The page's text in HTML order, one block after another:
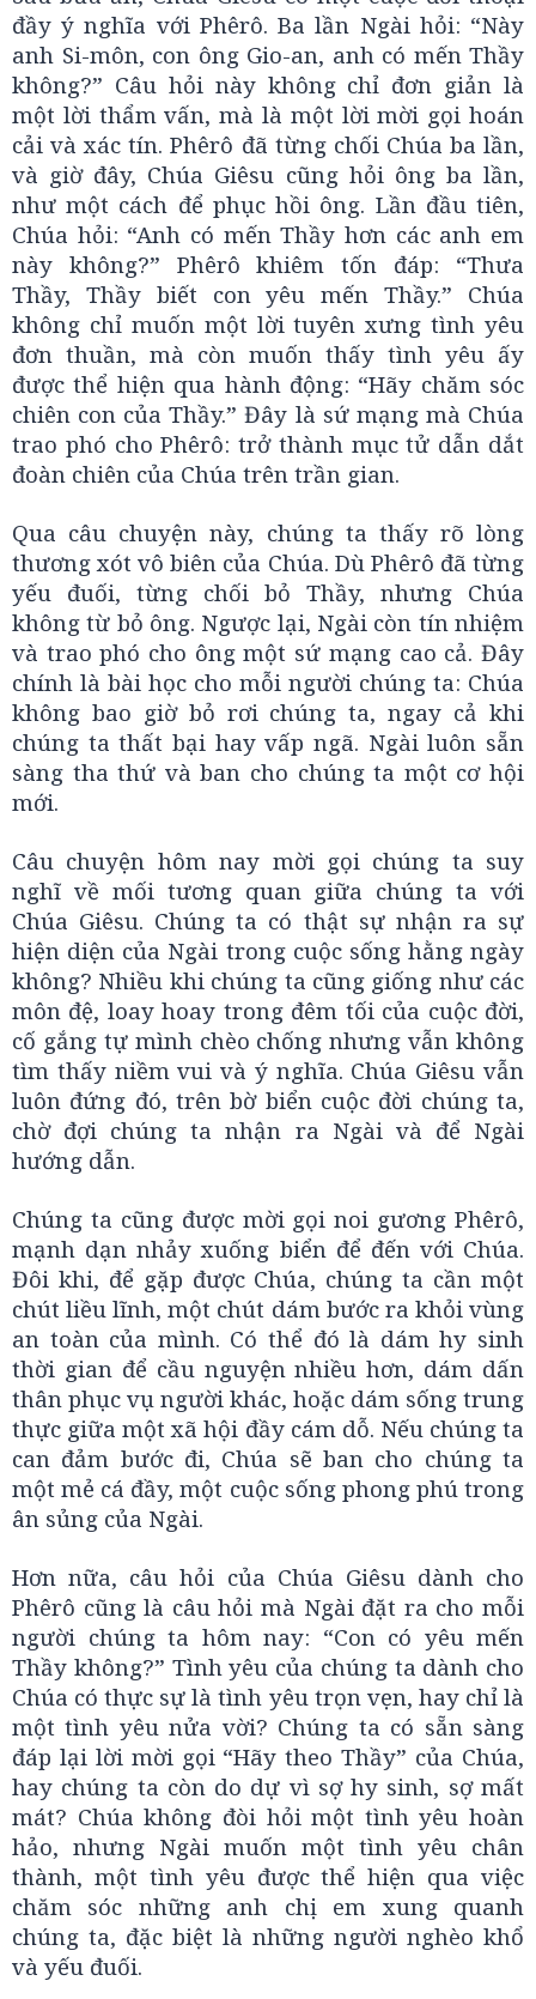
đầy ý nghĩa với Phêrô. Ba lần Ngài hỏi: “Này
anh Si-môn, con ông Gio-an, anh có mến Thầy
không?” Câu hỏi này không chỉ đơn giản là
một lời thẩm vấn, mà là một lời mời gọi hoán
cải và xác tín. Phêrô đã từng chối Chúa ba lần,
và giờ đây, Chúa Giêsu cũng hỏi ông ba lần,
như một cách để phục hồi ông. Lần đầu tiên,
Chúa hỏi: “Anh có mến Thầy hơn các anh em
này không?” Phêrô khiêm tốn đáp: “Thưa
Thầy, Thầy biết con yêu mến Thầy.” Chúa
không chỉ muốn một lời tuyên xưng tình yêu
đơn thuần, mà còn muốn thấy tình yêu ấy
được thể hiện qua hành động: “Hãy chăm sóc
chiên con của Thầy.” Đây là sứ mạng mà Chúa
trao phó cho Phêrô: trở thành mục tử dẫn dắt
đoàn chiên của Chúa trên trần gian.
Qua câu chuyện này, chúng ta thấy rõ lòng
thương xót vô biên của Chúa. Dù Phêrô đã từng
yếu đuối, từng chối bỏ Thầy, nhưng Chúa
không từ bỏ ông. Ngược lại, Ngài còn tín nhiệm
và trao phó cho ông một sứ mạng cao cả. Đây
chính là bài học cho mỗi người chúng ta: Chúa
không bao giờ bỏ rơi chúng ta, ngay cả khi
chúng ta thất bại hay vấp ngã. Ngài luôn sẵn
sàng tha thứ và ban cho chúng ta một cơ hội
mới.
Câu chuyện hôm nay mời gọi chúng ta suy
nghĩ về mối tương quan giữa chúng ta với
Chúa Giêsu. Chúng ta có thật sự nhận ra sự
hiện diện của Ngài trong cuộc sống hằng ngày
không? Nhiều khi chúng ta cũng giống như các
môn đệ, loay hoay trong đêm tối của cuộc đời,
cố gắng tự mình chèo chống nhưng vẫn không
tìm thấy niềm vui và ý nghĩa. Chúa Giêsu vẫn
luôn đứng đó, trên bờ biển cuộc đời chúng ta,
chờ đợi chúng ta nhận ra Ngài và để Ngài
hướng dẫn.
Chúng ta cũng được mời gọi noi gương Phêrô,
mạnh dạn nhảy xuống biển để đến với Chúa.
Đôi khi, để gặp được Chúa, chúng ta cần một
chút liều lĩnh, một chút dám bước ra khỏi vùng
an toàn của mình. Có thể đó là dám hy sinh
thời gian để cầu nguyện nhiều hơn, dám dấn
thân phục vụ người khác, hoặc dám sống trung
thực giữa một xã hội đầy cám dỗ. Nếu chúng ta
can đảm bước đi, Chúa sẽ ban cho chúng ta
một mẻ cá đầy, một cuộc sống phong phú trong
ân sủng của Ngài.
Hơn nữa, câu hỏi của Chúa Giêsu dành cho
Phêrô cũng là câu hỏi mà Ngài đặt ra cho mỗi
người chúng ta hôm nay: “Con có yêu mến
Thầy không?” Tình yêu của chúng ta dành cho
Chúa có thực sự là tình yêu trọn vẹn, hay chỉ là
một tình yêu nửa vời? Chúng ta có sẵn sàng
đáp lại lời mời gọi “Hãy theo Thầy” của Chúa,
hay chúng ta còn do dự vì sợ hy sinh, sợ mất
mát? Chúa không đòi hỏi một tình yêu hoàn
hảo, nhưng Ngài muốn một tình yêu chân
thành, một tình yêu được thể hiện qua việc
chăm sóc những anh chị em xung quanh
chúng ta, đặc biệt là những người nghèo khổ
và yếu đuối.